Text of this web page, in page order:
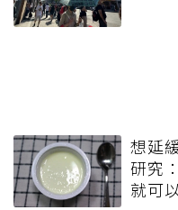
想延
研究
就可以